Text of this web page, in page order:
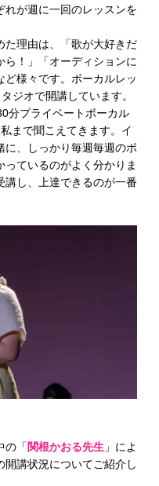
れが週に一回のレッスンを
た理由は、「歌が大好きだ
ら！」「オーディションに
様々です。ボーカルレッ
ジオで開講しています。
分プライベートボーカル
まで聞こえてきます。イ
に、しっかり毎週毎週のボ
ているのがよく分かりま
講し、上達できるのが一番
の「関根かおる先生 」によ
講状況についてご紹介し